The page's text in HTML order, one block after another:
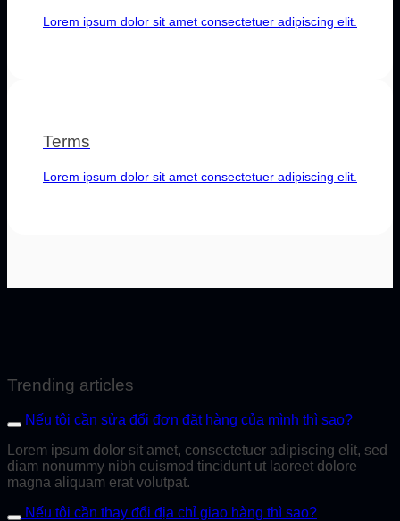
Lorem ipsum dolor sit amet consectetuer adipiscing elit.
Terms
Lorem ipsum dolor sit amet consectetuer adipiscing elit.
Trending articles
Nếu tôi cần sửa đổi đơn đặt hàng của mình thì sao?
Lorem ipsum dolor sit amet, consectetuer adipiscing elit, sed
diam nonummy nibh euismod tincidunt ut laoreet dolore
magna aliquam erat volutpat.
Nếu tôi cần thay đổi địa chỉ giao hàng thì sao?